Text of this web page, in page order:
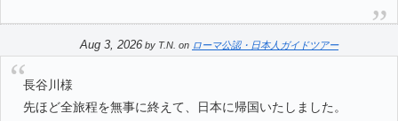
Aug 3, 2026 by T.N. on ローマ公認・日本人ガイドツアー
長谷川様
先ほど全旅程を無事に終えて、日本に帰国いたしました。